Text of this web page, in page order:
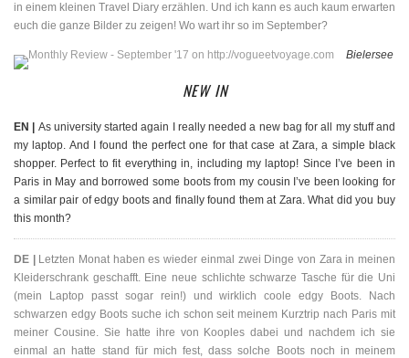
in einem kleinen Travel Diary erzählen. Und ich kann es auch kaum erwarten
euch die ganze Bilder zu zeigen! Wo wart ihr so im September?
Bielersee
NEW IN
EN | As university started again I really needed a new bag for all my stuff and
my laptop. And I found the perfect one for that case at Zara, a simple black
shopper. Perfect to fit everything in, including my laptop! Since I’ve been in
Paris in May and borrowed some boots from my cousin I’ve been looking for
a similar pair of edgy boots and finally found them at Zara. What did you buy
this month?
DE |
Letzten Monat haben es wieder einmal zwei Dinge von Zara in meinen
Kleiderschrank geschafft. Eine neue schlichte schwarze Tasche für die Uni
(mein Laptop passt sogar rein!) und wirklich coole edgy Boots. Nach
schwarzen edgy Boots suche ich schon seit meinem Kurztrip nach Paris mit
meiner Cousine. Sie hatte ihre von Kooples dabei und nachdem ich sie
einmal an hatte stand für mich fest, dass solche Boots noch in meinem